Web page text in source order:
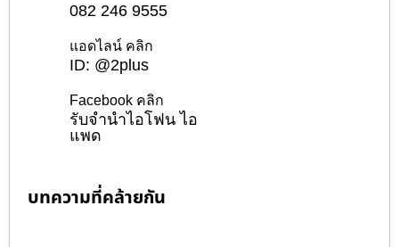
082 246 9555
แอดไลน์ คลิก
ID: @2plus
Facebook คลิก
รับจำนำไอโฟน ไอ
แพด
บทความที่คล้ายกัน